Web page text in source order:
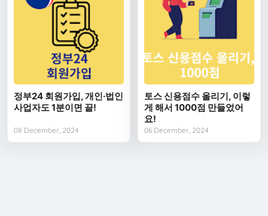
정부24 회원가입, 개인·법인
사업자도 1분이면 끝!
08 December, 2024
토스 신용점수 올리기, 이렇
게 해서 1000점 만들었어
요!
06 December, 2024